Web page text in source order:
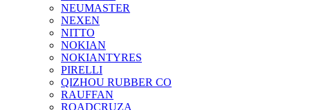
NEUMASTER
NEXEN
NITTO
NOKIAN
NOKIANTYRES
PIRELLI
QIZHOU RUBBER CO
RAUFFAN
ROADCRUZA